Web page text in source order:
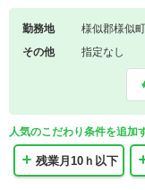
勤務地
様似郡様似
その他
指定なし
人気のこだわり条件を追加
残業月10ｈ以下